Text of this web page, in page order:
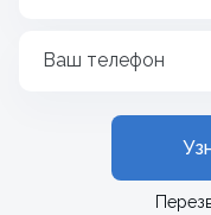
Ваш телефон